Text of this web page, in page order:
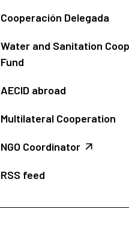
Cooperación Delegada
Water and Sanitation
Fund
AECID abroad
Multilateral Cooperation
NGO Coordinator
RSS feed